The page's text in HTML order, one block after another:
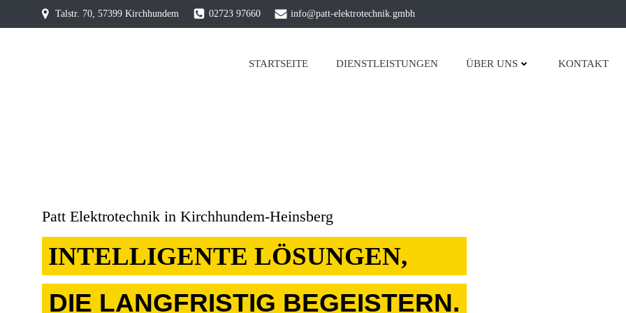
Talstr. 70, 57399 Kirchhundem 02723 97660 info@patt-elektrotechnik.gmbh
STARTSEITE DIENSTLEISTUNGEN ÜBER UNS KONTAKT
Patt Elektrotechnik in Kirchhundem-Heinsberg
INTELLIGENTE LÖSUNGEN,
DIE LANGFRISTIG BEGEISTERN.